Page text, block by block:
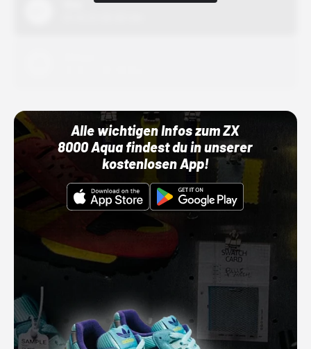
Alle wichtigen Infos zum ZX
8000 Aqua findest du in unserer
kostenlosen App!